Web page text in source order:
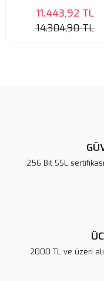
11.443,92 TL
14.304,90 TL
256 Bit SSL
2000 TL ve üzeri